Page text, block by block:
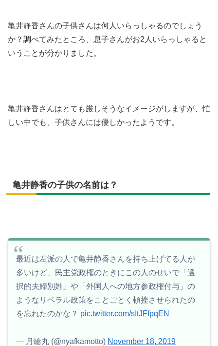
亀井静香さんの子供さんは何人いらっしゃるのでしょう
か？調べてみたところ、息子さんがお2人いらっしゃると
いうことが分かりました。
亀井静香さんはとても厳しそうなイメージがしますが、忙
しい中でも、子供さんには優しかったようです。
亀井静香の子供の名前は？
最近は左派の人で亀井静香さんを持ち上げてる人が
多いけど、民主党政権のときにこの人のせいで「選
択的夫婦別姓」や「外国人への地方参政権付与」の
ようなリベラル政策をことごとく頓挫させられたの
を忘れたのかな？ pic.twitter.com/sItJFfpqEN
— 月輪丸 (@nyafkamotto) November 18, 2019